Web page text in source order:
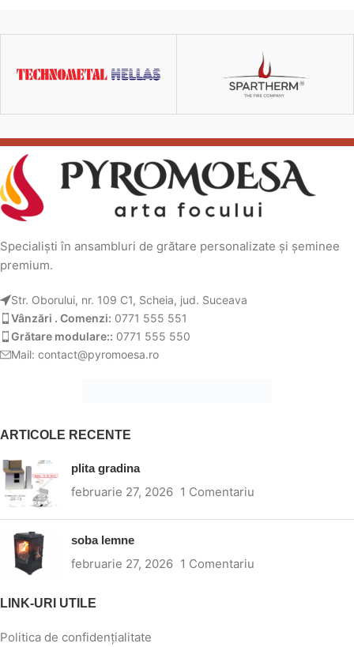
Specialiști în ansambluri de grătare personalizate și șeminee
premium.
Str. Oborului, nr. 109 C1, Scheia, jud. Suceava
Vânzări . Comenzi: 0771 555 551
Grătare modulare:: 0771 555 550
Mail: contact@pyromoesa.ro
ARTICOLE RECENTE
plita gradina
februarie 27, 2026 1 Comentariu
soba lemne
februarie 27, 2026 1 Comentariu
LINK-URI UTILE
Politica de confidențialitate